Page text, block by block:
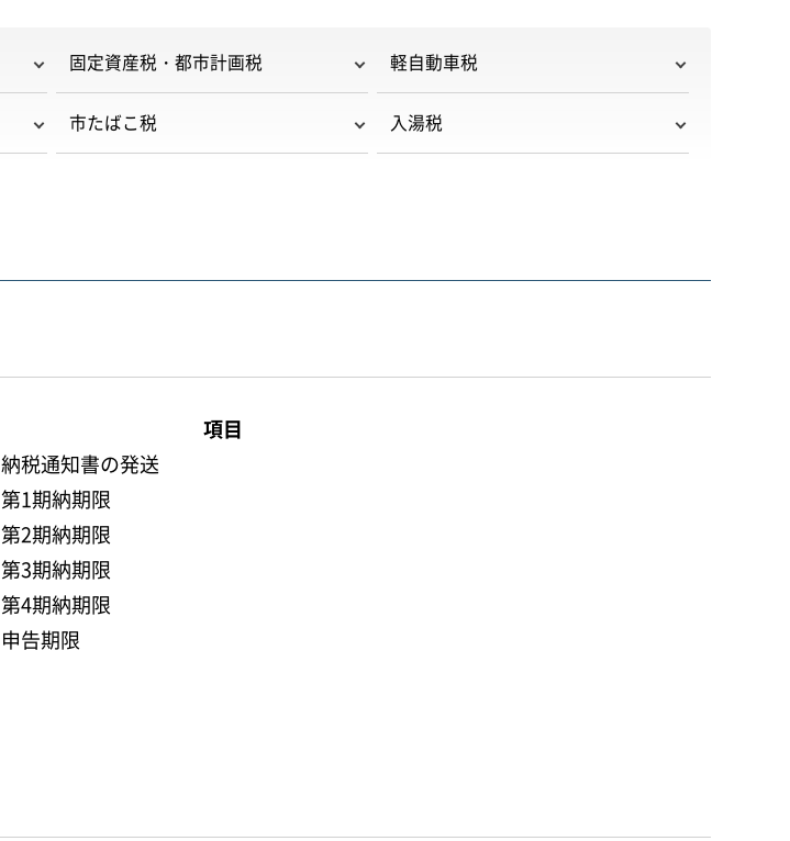
固定資産税・都市計画税 軽自動車税
市たばこ税 入湯税
項目
納税通知書の発送
第1期納期限
第2期納期限
第3期納期限
第4期納期限
申告期限